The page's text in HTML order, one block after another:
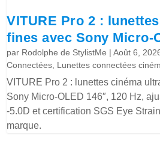
VITURE Pro 2 :
fines avec Sony Micro-
par Rodolphe de StylistMe |Août 6,
Connectées, Lunettes connectées
VITURE Pro 2 : lunettes cinéma
Sony Micro-OLED 146″, 120 Hz,
-5.0D et certification SGS Eye
marque.